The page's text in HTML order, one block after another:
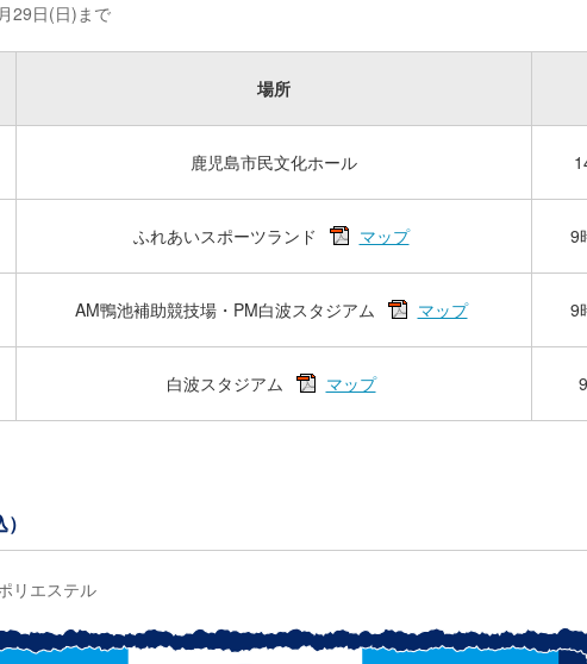
29日(日)まで
場所
鹿児島市民文化ホール
ふれあいスポーツランド マップ 9
AM鴨池補助競技場・PM白波スタジアム マップ 9
白波スタジアム マップ
リエステル